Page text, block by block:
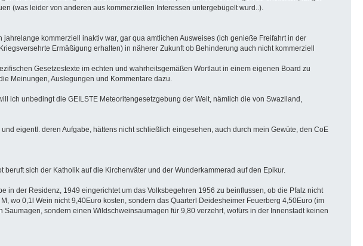
(was leider von anderen aus kommerziellen Interessen untergebügelt wurd..).
kommerziell inaktiv war, gar qua amtlichen Ausweises (ich genieße Freifahrt in der
Ermäßigung erhalten) in näherer Zukunft ob Behinderung auch nicht kommerziell
Gesetzestexte im echten und wahrheitsgemäßen Wortlaut in einem eigenen Board zu
Meinungen, Auslegungen und Kommentare dazu.
ich unbedingt die GEILSTE Meteoritengesetzgebung der Welt, nämlich die von Swaziland,
eigentl. deren Aufgabe, hättens nicht schließlich eingesehen, auch durch mein Gewüte, den CoE
sich der Katholik auf die Kirchenväter und der Wunderkammerad auf den Epikur.
in der Residenz, 1949 eingerichtet um das Volksbegehren 1956 zu beinflussen, ob die Pfalz nicht
wo 0,1l Wein nicht 9,40Euro kosten, sondern das Quarterl Deidesheimer Feuerberg 4,50Euro (im
sondern einen Wildschweinsaumagen für 9,80 verzehrt, wofürs in der Innenstadt keinen